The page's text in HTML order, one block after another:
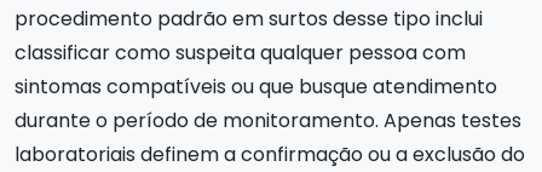
procedimento padrão em surtos desse tipo inclui
classificar como suspeita qualquer pessoa com
sintomas compatíveis ou que busque atendimento
durante o período de monitoramento. Apenas testes
laboratoriais definem a confirmação ou a exclusão do